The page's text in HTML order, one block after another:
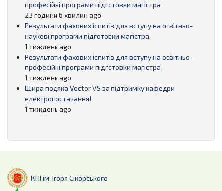
професійні програми підготовки магістра
23 години 6 хвилин ago
Результати фахових іспитів для вступу на освітньо-
наукові програми підготовки магістра
1 тиждень ago
Результати фахових іспитів для вступу на освітньо-
професійні програми підготовки магістра
1 тиждень ago
Щира подяка Vector VS за підтримку кафедри
електропостачання!
1 тиждень ago
КПІ ім. Ігоря Сікорського